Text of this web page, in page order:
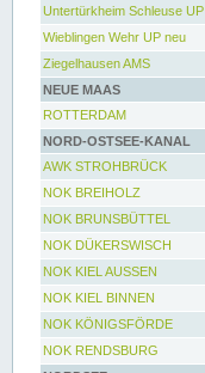
Untertürkheim Schleuse UP
Wieblingen Wehr UP neu
Ziegelhausen AMS
NEUE MAAS
ROTTERDAM
NORD-OSTSEE-KANAL
AWK STROHBRÜCK
NOK BREIHOLZ
NOK BRUNSBÜTTEL
NOK DÜKERSWISCH
NOK KIEL AUSSEN
NOK KIEL BINNEN
NOK KÖNIGSFÖRDE
NOK RENDSBURG